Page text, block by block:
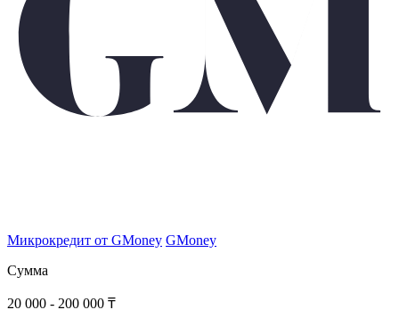
Микрокредит от GMoney GMoney
Сумма
20 000 - 200 000 ₸